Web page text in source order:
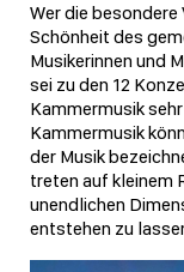
Wer die
Schönheit des
Musikerinnen und
sei zu den 12
Kammermusik
Kammermusik
der Musik
treten auf kleinem
unendlichen
entstehen zu